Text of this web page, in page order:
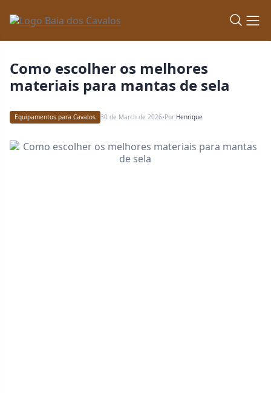
Equipamentos para Cavalos 30 de March de 2026•Por Henrique
Como escolher os melhores
materiais para mantas de sela